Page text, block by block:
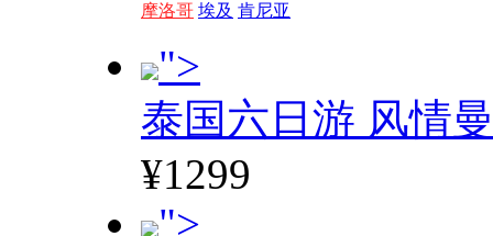
摩洛哥 埃及 肯尼亚
">
泰国六日游 风情
¥1299
">